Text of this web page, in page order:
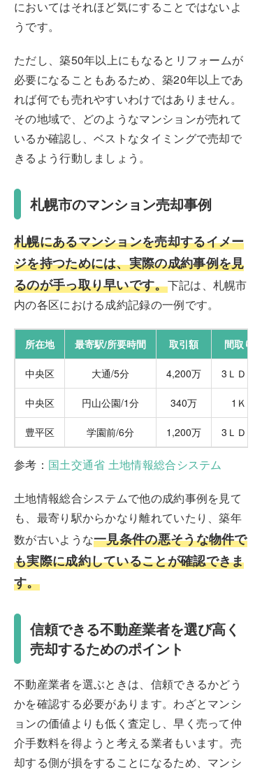
においてはそれほど気にすることではないよ
うです。
ただし、築50年以上にもなるとリフォームが
必要になることもあるため、築20年以上であ
れば何でも売れやすいわけではありません。
その地域で、どのようなマンションが売れて
いるか確認し、ベストなタイミングで売却で
きるよう行動しましょう。
札幌市のマンション売却事例
札幌にあるマンションを売却するイメー
ジを持つためには、実際の成約事例を見
るのが手っ取り早いです。下記は、札幌市
内の各区における成約記録の一例です。
所在地 最寄駅/所要時間 取引額 間取り
中央区 大通/5分 4,200万 3ＬＤＫ
中央区 円山公園/1分 340万 1Ｋ
豊平区 学園前/6分 1,200万 3ＬＤＫ
参考： 国土交通省 土地情報総合システム
土地情報総合システムで他の成約事例を見て
も、最寄り駅からかなり離れていたり、築年
数が古いような一見条件の悪そうな物件で
も実際に成約していることが確認できま
す。
信頼できる不動産業者を選び高く
売却するためのポイント
不動産業者を選ぶときは、信頼できるかどう
かを確認する必要があります。わざとマンシ
ョンの価値よりも低く査定し、早く売って仲
介手数料を得ようと考える業者もいます。売
却する側が損をすることになるため、マンシ